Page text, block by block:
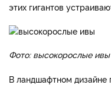
этих гигантов
Фото: высокорослые
В ландшафтном дизайне